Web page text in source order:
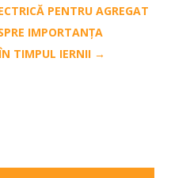
PENTRU AGREGAT
IMPORTANȚA
TIMPUL IERNII→